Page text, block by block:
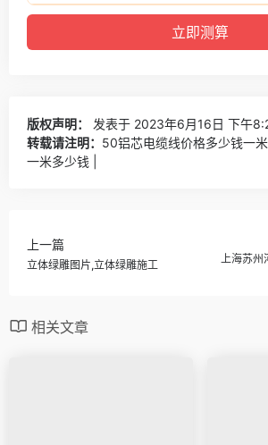
版权声明：
发表于 2023年6月16日 下午
转载请注明： 50铝芯电缆线价格多少钱一
一米多少钱 |
上一篇
立体绿雕图片,立体绿雕施工
上海苏州
相关文章